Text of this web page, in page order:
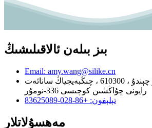
بىز بىلەن ئالاقىلىشىڭ
Email: amy.wang@silike.cn
ئادرېسى: جۇڭگو چېندۇ ، 610300 ، چىڭبەيجياڭ سانائەت
رايونى چۇاڭشىن كوچىسى 336-نومۇر
تېلېفون: +86-028-83625089
مەھسۇلاتلار